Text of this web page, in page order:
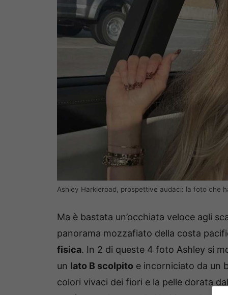
Ashley Harkleroad, prospettive audaci: la foto che
Ma è bastata un’occhiata veloce agli
panorama mozzafiato della costa
fisica. In 2 di queste 4 foto Ashley si
un lato B scolpito e incorniciato da un
colori vivaci dei fiori e la pelle dorata